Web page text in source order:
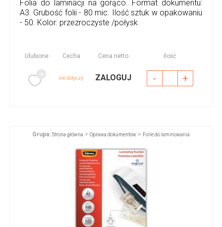
Folia do laminacji na gorąco. Format dokumentu:
A3. Grubość folii - 80 mic. Ilość sztuk w opakowaniu
- 50. Kolor: przezroczyste /połysk.
Ulubione Cecha Cena netto Ilość
nie dotyczy ZALOGUJ - +
Grupa: Strona główna > Oprawa dokumentów > Folie do laminowania